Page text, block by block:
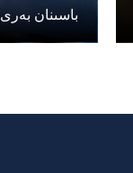
باسىنان بەرى 300-دەن استام ادام اۋىرعان